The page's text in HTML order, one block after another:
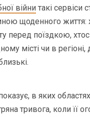
війни такі сервіси
щоденного життя:
перед поїздкою,
місті чи в регіоні,
в яких
тривога, коли її